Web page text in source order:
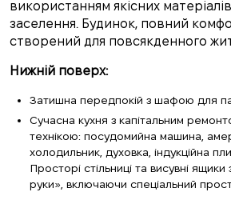
використанням якісних
заселення. Будинок, повний
створений для повсякденного
Нижній поверх:
Затишна передпокій з шафою для
Сучасна кухня з капітальним
технікою: посудомийна машина,
холодильник, духовка, індукційна
Просторі стільниці та висувні ящики
руки», включаючи спеціальний